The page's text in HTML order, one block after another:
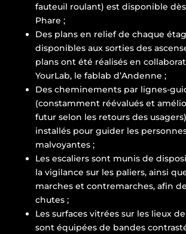
fauteuil roulant) est disponible
Phare ;
Des plans en relief de chaque
disponibles aux sorties des
plans ont été réalisés en
YourLab, le fablab d’Andenne ;
Des cheminements par lignes-
(constamment réévalués et
futur selon les retours des
installés pour guider les
malvoyantes ;
Les escaliers sont munis de
la vigilance sur les paliers, ainsi
marches et contremarches, afin
chutes ;
Les surfaces vitrées sur les lieux
sont équipées de bandes